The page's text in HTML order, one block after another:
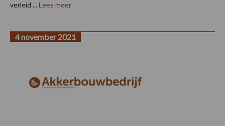
verleid ... Lees meer
4 november 2021